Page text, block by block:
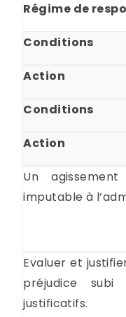
Régime de
Conditions
Action
Conditions
Action
Un
imputable à
Evaluer et
préjudice
justificatifs.